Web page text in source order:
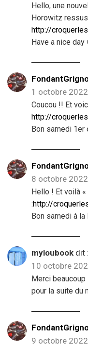
Hello, une
Horowitz
http://
Have a nice day
1 octobre
Coucou !! Et
http://
Bon samedi 1er
8 octobre
Hello ! Et voilà
:http://
Bon samedi à la
myloubook dit :
10 octobre
Merci
pour la suite du
9 octobre